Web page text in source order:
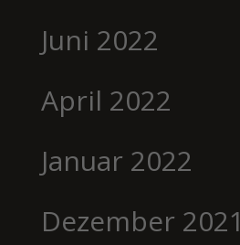
Juni 2022
April 2022
Januar 2022
Dezember 2021